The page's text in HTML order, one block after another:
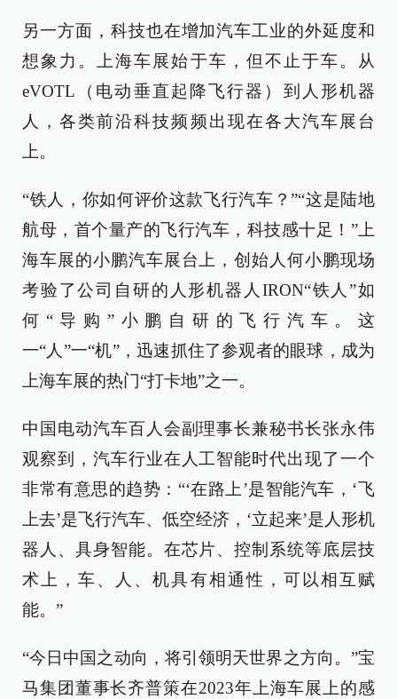
另一方面，科技也在增加汽车工业的外延度和
想象力。上海车展始于车，但不止于车。从
eVOTL（电动垂直起降飞行器）到人形机器
人，各类前沿科技频频出现在各大汽车展台
上。
“铁人，你如何评价这款飞行汽车？”“这是陆地
航母，首个量产的飞行汽车，科技感十足！”上
海车展的小鹏汽车展台上，创始人何小鹏现场
考验了公司自研的人形机器人IRON“铁人”如
何“导购”小鹏自研的飞行汽车。这
一“人”一“机”，迅速抓住了参观者的眼球，成为
上海车展的热门“打卡地”之一。
中国电动汽车百人会副理事长兼秘书长张永伟
观察到，汽车行业在人工智能时代出现了一个
非常有意思的趋势：“‘在路上’是智能汽车，‘飞
上去’是飞行汽车、低空经济，‘立起来’是人形机
器人、具身智能。在芯片、控制系统等底层技
术上，车、人、机具有相通性，可以相互赋
能。”
“今日中国之动向，将引领明天世界之方向。”宝
马集团董事长齐普策在2023年上海车展上的感